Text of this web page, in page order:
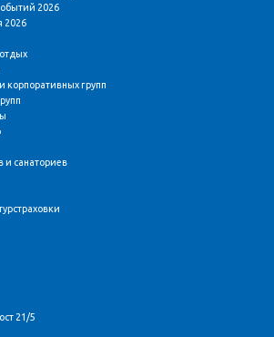
2026
2026
корпоративных групп
и санаториев
21/5